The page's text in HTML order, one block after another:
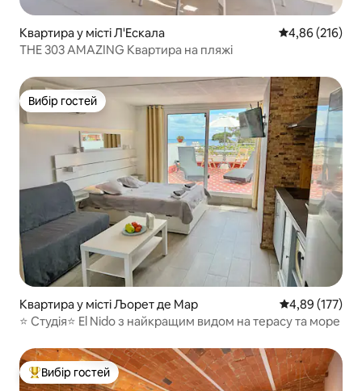
Квартира у місті Л'Ескала Середня
4,86 (216)
THE 303 AMAZING Квартира на пляжі
Вибір гостей
Вибір гостей
Квартира у місті Љорет де Мар Середня
4,89 (177)
⭐️ Студія⭐️ El Nido з найкращим видом на терасу та море
Топ вибір гостей
Вибір гостей